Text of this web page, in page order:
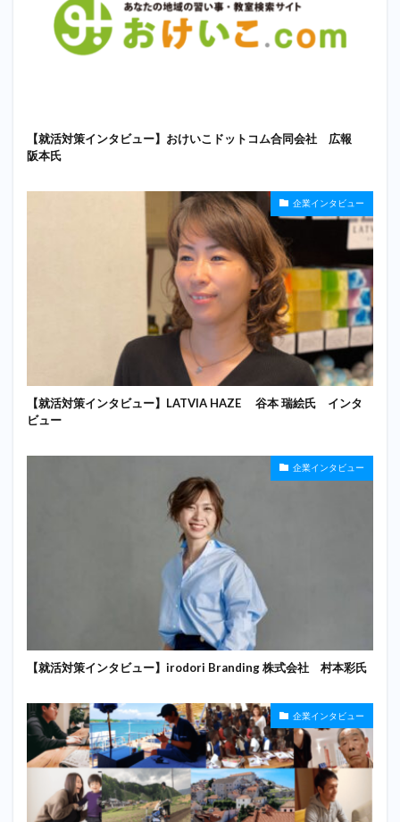
【就活対策インタビュー】おけいこドットコム合同会社 広報
阪本氏
企業インタビュー
【就活対策インタビュー】LATVIA HAZE 谷本 瑞絵氏 インタ
ビュー
企業インタビュー
【就活対策インタビュー】irodori Branding 株式会社 村本彩氏
企業インタビュー